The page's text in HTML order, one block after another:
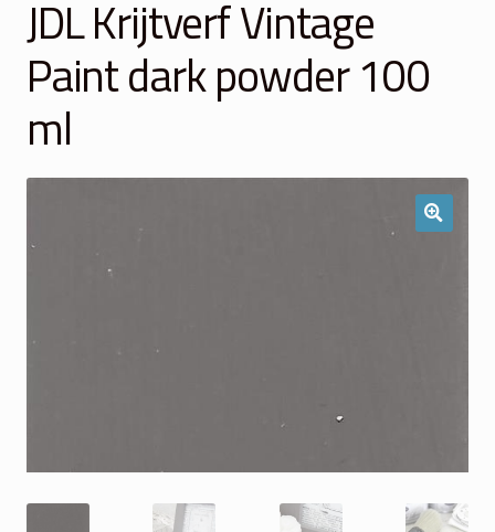
Winkelmand
Over Ons
Veelgestelde vragen
JDL Krijtverf Vintage
Paint dark powder 100
ml